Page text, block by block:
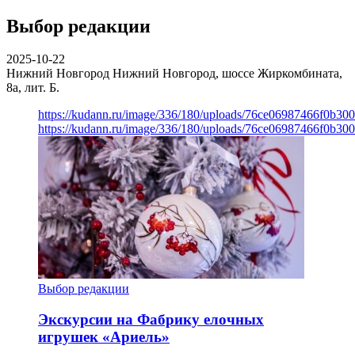
Выбор редакции
2025-10-22
Нижний Новгород Нижний Новгород, шоссе Жиркомбината,
8а, лит. Б.
https://kudann.ru/image/336/180/uploads/
https://kudann.ru/image/336/180/uploads/
Выбор редакции
Экскурсии на Фабрику елочных
игрушек «Ариель»